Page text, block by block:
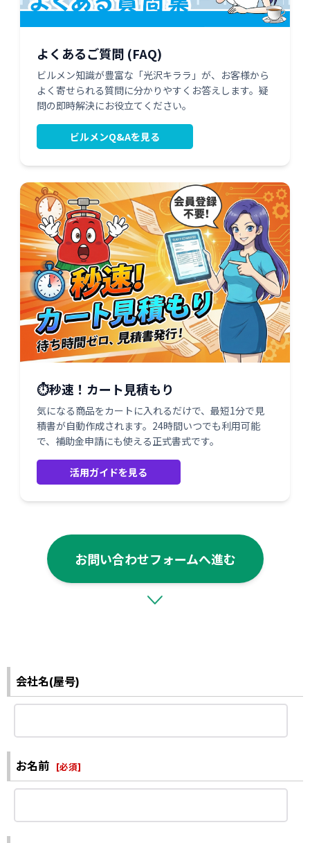
よくあるご質問 (FAQ)
ビルメン知識が豊富な「光沢キララ」が、お客様から
よく寄せられる質問に分かりやすくお答えします。疑
問の即時解決にお役立てください。
ビルメンQ&Aを見る
⏱️秒速！カート見積もり
気になる商品をカートに入れるだけで、最短1分で見
積書が自動作成されます。24時間いつでも利用可能
で、補助金申請にも使える正式書式です。
活用ガイドを見る
お問い合わせフォームへ進む
会社名(屋号)
お名前 [必須]